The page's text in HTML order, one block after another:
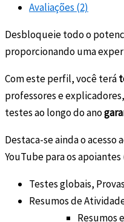
Avaliações (2)
Desbloqueie todo o
proporcionando uma
Com este perfil, você terá
professores e
testes ao longo do ano
Destaca-se ainda o acesso
YouTube para os
Testes globais,
Resumos de
Resumos